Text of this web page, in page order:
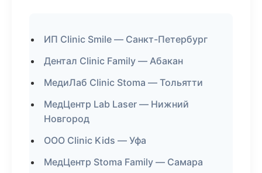
ИП Clinic Smile — Санкт-Петербург
Дентал Clinic Family — Абакан
МедиЛаб Clinic Stoma — Тольятти
МедЦентр Lab Laser — Нижний
Новгород
ООО Clinic Kids — Уфа
МедЦентр Stoma Family — Самара